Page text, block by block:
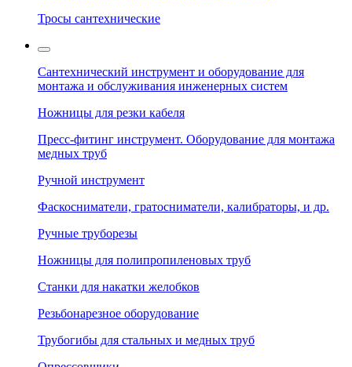
Тросы сантехнические
Сантехнический инструмент и оборудование для
монтажа и обслуживания инженерных систем
Ножницы для резки кабеля
Пресс-фитинг инструмент. Оборудование для монтажа
медных труб
Ручной инструмент
Фаскосниматели, гратосниматели, калибраторы, и др.
Ручные труборезы
Ножницы для полипропиленовых труб
Станки для накатки желобков
Резьбонарезное оборудование
Трубогибы для стальных и медных труб